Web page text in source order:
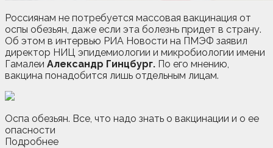
Россиянам не потребуется массовая вакцинация от
оспы обезьян, даже если эта болезнь придет в страну.
Об этом в интервью РИА Новости на ПМЭФ заявил
директор НИЦ эпидемиологии и микробиологии имени
Гамалеи Александр Гинцбург. По его мнению,
вакцина понадобится лишь отдельным лицам.
Оспа обезьян. Все, что надо знать о вакцинации и о ее
опасности
Подробнее